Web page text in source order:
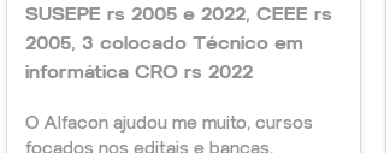
SUSEPE rs 2005 e 2022, CEEE rs
2005, 3 colocado Técnico em
informática CRO rs 2022
O Alfacon ajudou me muito, cursos
focados nos editais e bancas,